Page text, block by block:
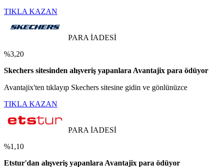
TIKLA KAZAN
PARA İADESİ
%3,20
Skechers sitesinden alışveriş yapanlara Avantajix para ödüyor
Avantajix'ten tıklayıp Skechers sitesine gidin ve gönlünüzce
TIKLA KAZAN
PARA İADESİ
%1,10
Etstur'dan alışveriş yapanlara Avantajix para ödüyor